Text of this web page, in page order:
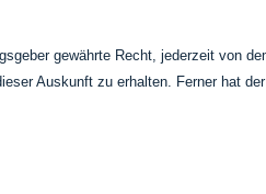
gewährte Recht, jederzeit von
Auskunft zu erhalten. Ferner hat